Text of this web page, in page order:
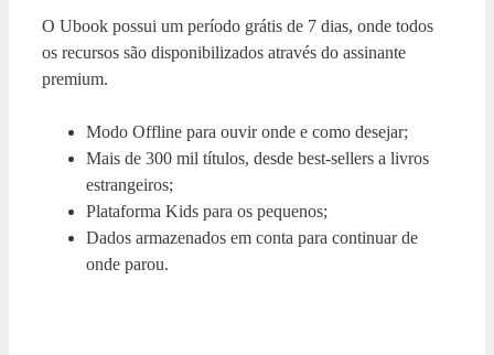
O Ubook possui um período grátis de 7 dias, onde todos
os recursos são disponibilizados através do assinante
premium.
Modo Offline para ouvir onde e como desejar;
Mais de 300 mil títulos, desde best-sellers a livros
estrangeiros;
Plataforma Kids para os pequenos;
Dados armazenados em conta para continuar de
onde parou.